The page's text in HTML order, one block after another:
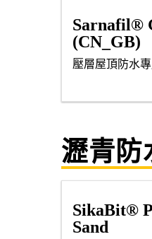
Sarnafil®
(CN_GB)
壓層屋頂防水
瀝青防
SikaBit®
Sand